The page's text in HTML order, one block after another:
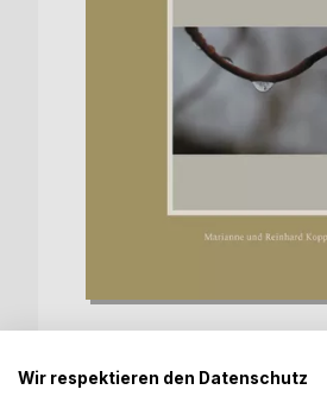
Wir respektieren den Datenschutz